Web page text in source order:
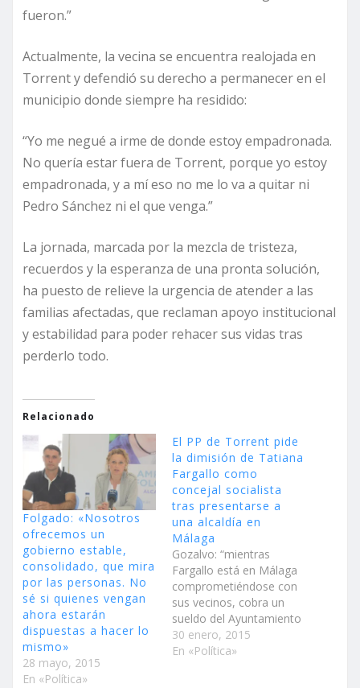
fueron.”
Actualmente, la vecina se encuentra realojada en
Torrent y defendió su derecho a permanecer en el
municipio donde siempre ha residido:
“Yo me negué a irme de donde estoy empadronada.
No quería estar fuera de Torrent, porque yo estoy
empadronada, y a mí eso no me lo va a quitar ni
Pedro Sánchez ni el que venga.”
La jornada, marcada por la mezcla de tristeza,
recuerdos y la esperanza de una pronta solución,
ha puesto de relieve la urgencia de atender a las
familias afectadas, que reclaman apoyo institucional
y estabilidad para poder rehacer sus vidas tras
perderlo todo.
Relacionado
Folgado: «Nosotros
ofrecemos un
gobierno estable,
consolidado, que mira
por las personas. No
sé si quienes vengan
ahora estarán
dispuestas a hacer lo
mismo»
28 mayo, 2015
En «Política»
El PP de Torrent pide
la dimisión de Tatiana
Fargallo como
concejal socialista
tras presentarse a
una alcaldía en
Málaga
Gozalvo: “mientras
Fargallo está en Málaga
comprometiéndose con
sus vecinos, cobra un
sueldo del Ayuntamiento
por trabajar media
jornada en Torrent, no
30 enero, 2015
En «Política»